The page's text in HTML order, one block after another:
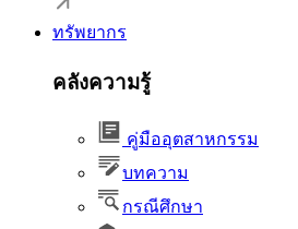
ทรัพยากร
คลังความรู้
คู่มืออุตสาหกรรม
บทความ
กรณีศึกษา